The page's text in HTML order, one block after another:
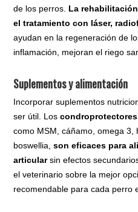
de los perros. La
el tratamiento con láser,
ayudan en la regeneración de
inflamación, mejoran el riego
Suplementos y alimentación
Incorporar suplementos
ser útil. Loscondroprotectores
como MSM, cáñamo, omega 3,
boswellia, son eficaces para
articularsin efectos
el veterinario sobre la mejor
recomendable para cada perro